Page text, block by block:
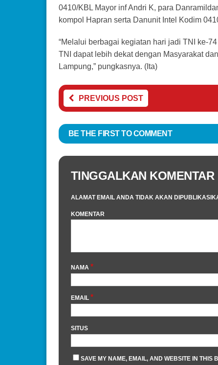
0410/KBL Mayor inf Andri K, para
kompol Hapran serta Danunit Intel Kodim
“Melalui berbagai kegiatan hari jadi TNI ke-
TNI dapat lebih dekat dengan Masyarakat
Lampung,” pungkasnya. (Ita)
PREVIOUS POST
BE THE FIRST TO COMMENT
TINGGALKAN KOMENTAR
ALAMAT EMAIL ANDA TIDAK AKAN
KOMENTAR
NAMA *
EMAIL *
SITUS
SAVE MY NAME, EMAIL, AND WEBSITE IN THIS